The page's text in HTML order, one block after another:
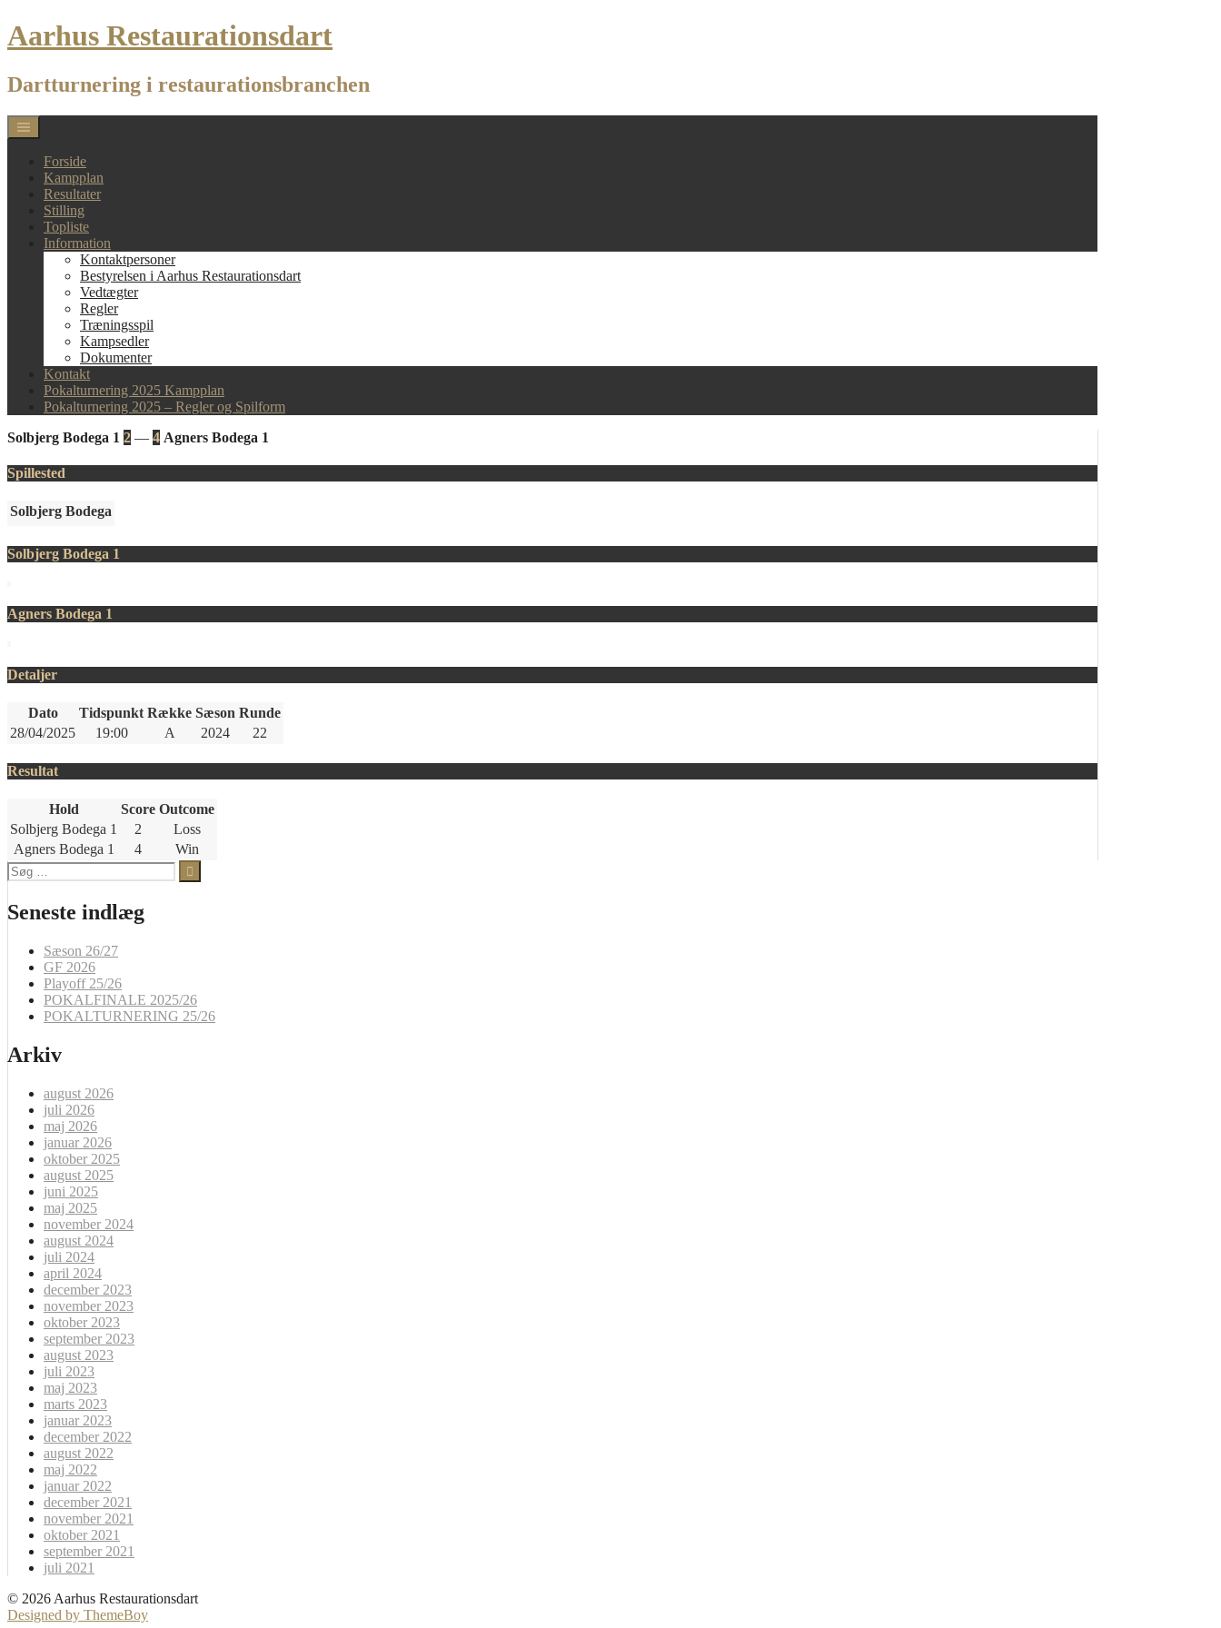
Skip
to
Aarhus Restaurationsdart
Dartturnering i restaurationsbranchen
Forside
Kampplan
Resultater
Stilling
Topliste
Information
Kontaktpersoner
Bestyrelsen i Aarhus Restaurationsdart
Vedtægter
Regler
Træningsspil
Kampsedler
Dokumenter
Kontakt
Pokalturnering 2025 Kampplan
Pokalturnering 2025 – Regler og Spilform
Solbjerg Bodega 1 2 — 4 Agners Bodega 1
Spillested
Solbjerg Bodega
Solbjerg Bodega 1
Agners Bodega 1
Detaljer
Dato Tidspunkt Række Sæson Runde
28/04/2025
19:00 A 2024 22
Resultat
Hold Score Outcome
Solbjerg Bodega 1
2
Loss
Agners Bodega 1
4
Win
Søg
efter:
Seneste indlæg
Sæson 26/27
GF 2026
Playoff 25/26
POKALFINALE 2025/26
POKALTURNERING 25/26
Arkiv
august 2026
juli 2026
maj 2026
januar 2026
oktober 2025
august 2025
juni 2025
maj 2025
november 2024
august 2024
juli 2024
april 2024
december 2023
november 2023
oktober 2023
september 2023
august 2023
juli 2023
maj 2023
marts 2023
januar 2023
december 2022
august 2022
maj 2022
januar 2022
december 2021
november 2021
oktober 2021
september 2021
juli 2021
© 2026 Aarhus Restaurationsdart
Designed by ThemeBoy